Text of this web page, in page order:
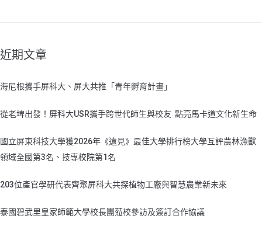
近期文章
海尼根攜手屏科大、屏大共推「青年孵育計畫」
從老埤出發！屏科大USR攜手跨世代師生與校友 點亮馬卡道文化新生命
國立屏東科技大學獲2026年《遠見》最佳大學排行榜大學互評農林漁獸
領域全國第3名、技專校院第1名
203位產官學研代表齊聚屏科大共探植物工廠與智慧農業新未來
泰國碧武里皇家師範大學校長團蒞校參訪及簽訂合作協議